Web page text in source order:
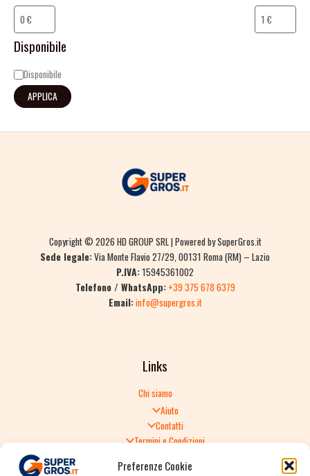
Preferenze Cookie
Disponibile
Disponibile
APPLICA
Copyright © 2026 HD GROUP SRL | Powered by SuperGros.it
Sede legale:Via Monte Flavio 27/29, 00131 Roma (RM) – Lazio
P.IVA:15945361002
Telefono / WhatsApp: +39 375 678 6379
Email:info@supergros.it
Links
Chi siamo
Aiuto
Contatti
Termini e Condizioni